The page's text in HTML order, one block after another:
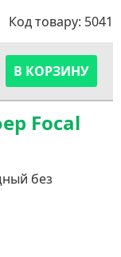
Код товару: 5041
В КОРЗИНУ
Focal
без